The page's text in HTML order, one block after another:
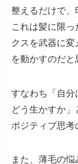
整えるだけで、
これは髪に限
クスを武器に
を動かすのだと
すなわち「自分
どう生かすか」
ポジティブ思考
また、薄毛の